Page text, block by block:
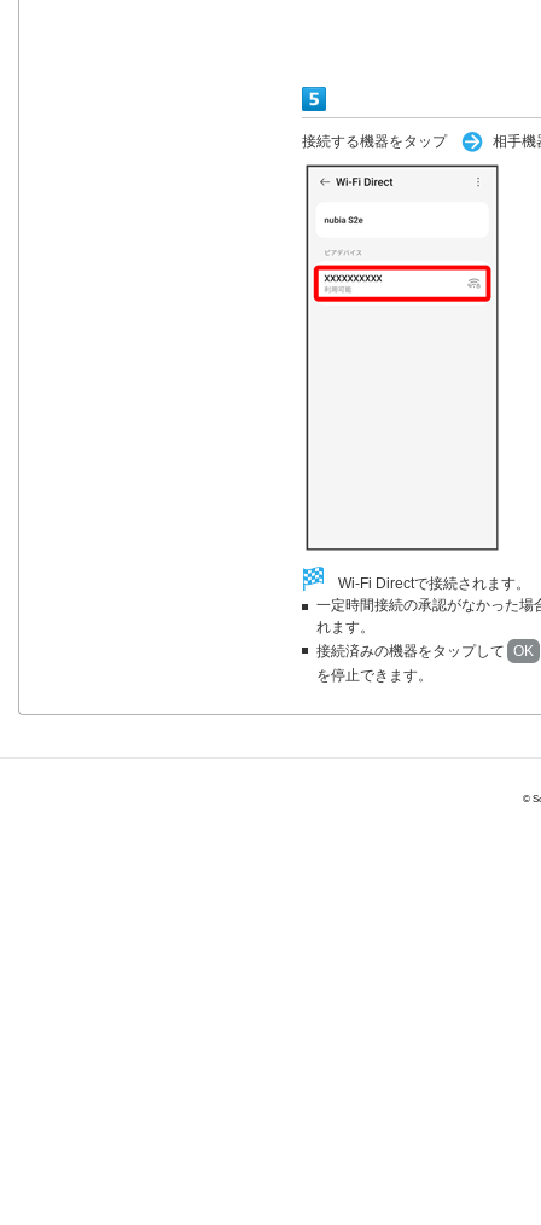
接続する機器をタップ 相手機
Wi-Fi Directで接続されます。
一定時間接続の承認がなかった場
れます。
接続済みの機器をタップして OK
を停止できます。
©